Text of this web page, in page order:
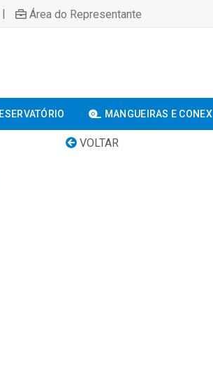
| Área do Representante
MANGUEIRAS E
VOLTAR